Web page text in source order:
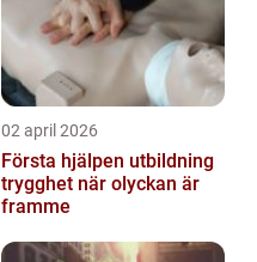
02 april 2026
Första hjälpen utbildning
trygghet när olyckan är
framme